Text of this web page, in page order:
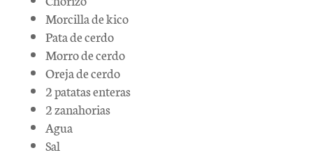
Morcilla de kico
Pata de cerdo
Morro de cerdo
Oreja de cerdo
2 patatas enteras
2 zanahorias
Agua
Sal